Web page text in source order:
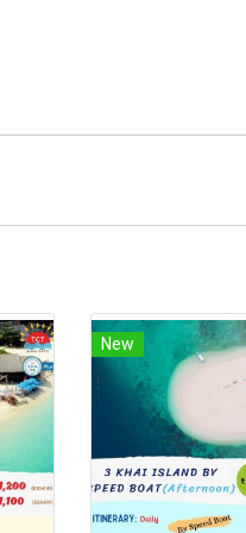
New